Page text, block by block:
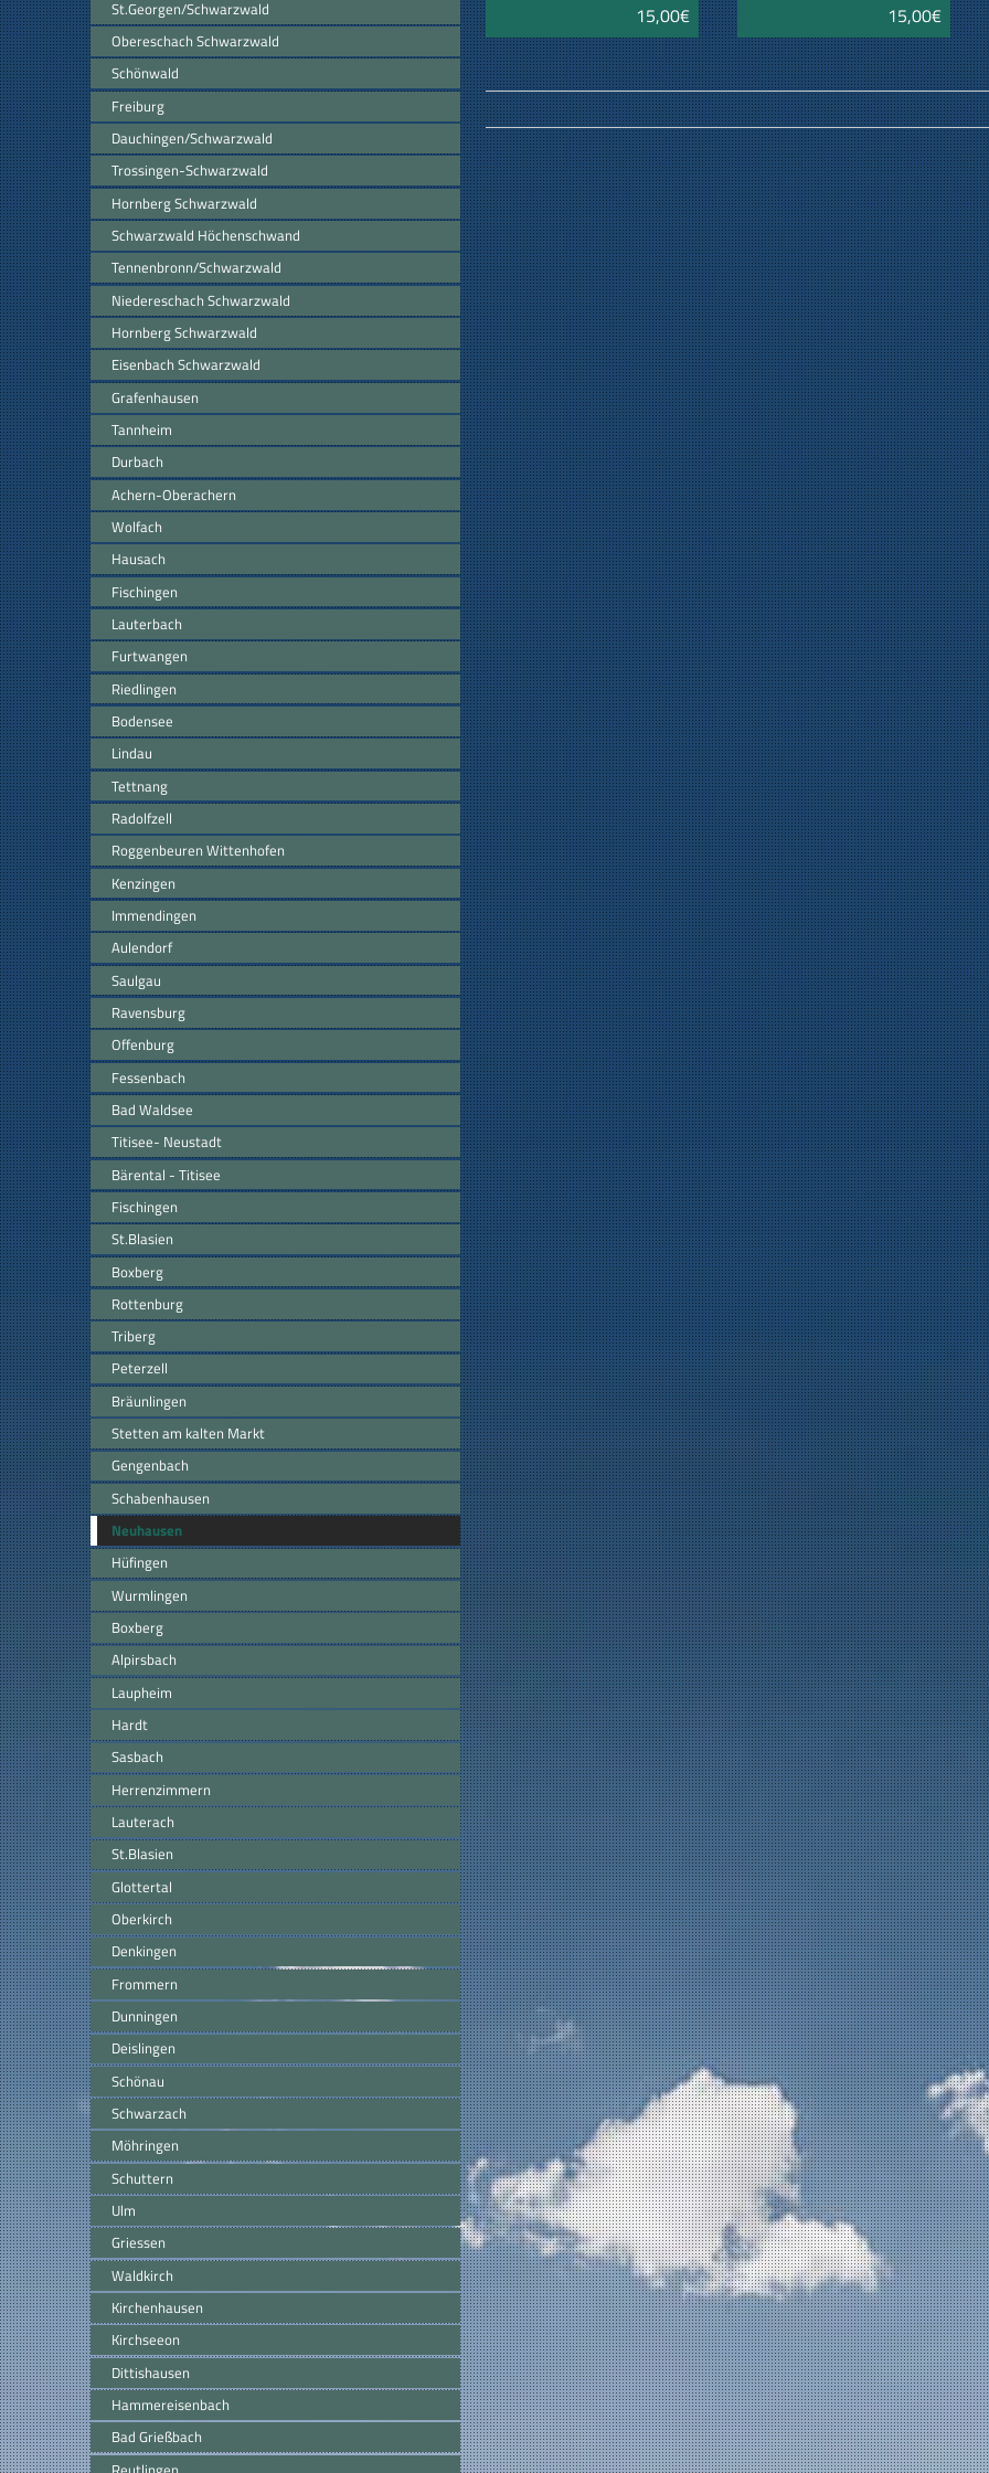
St.Georgen/Schwarzwald
Obereschach Schwarzwald
Schönwald
Freiburg
Dauchingen/Schwarzwald
Trossingen-Schwarzwald
Hornberg Schwarzwald
Schwarzwald Höchenschwand
Tennenbronn/Schwarzwald
Niedereschach Schwarzwald
Hornberg Schwarzwald
Eisenbach Schwarzwald
Grafenhausen
Tannheim
Durbach
Achern-Oberachern
Wolfach
Hausach
Fischingen
Lauterbach
Furtwangen
Riedlingen
Bodensee
Lindau
Tettnang
Radolfzell
Roggenbeuren Wittenhofen
Kenzingen
Immendingen
Aulendorf
Saulgau
Ravensburg
Offenburg
Fessenbach
Bad Waldsee
Titisee- Neustadt
Bärental - Titisee
Fischingen
St.Blasien
Boxberg
Rottenburg
Triberg
Peterzell
Bräunlingen
Stetten am kalten Markt
Gengenbach
Schabenhausen
Neuhausen
Hüfingen
Wurmlingen
Boxberg
Alpirsbach
Laupheim
Hardt
Sasbach
Herrenzimmern
Lauterach
St.Blasien
Glottertal
Oberkirch
Denkingen
Frommern
Dunningen
Deislingen
Schönau
Schwarzach
Möhringen
Schuttern
Ulm
Griessen
Waldkirch
Kirchenhausen
Kirchseeon
Dittishausen
Hammereisenbach
Bad Grießbach
15,00€ 15,00€